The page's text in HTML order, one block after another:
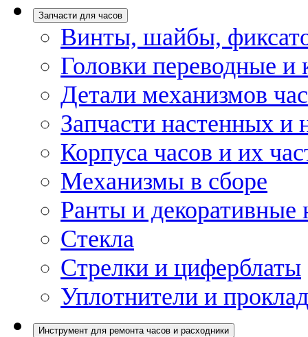
Запчасти для часов
Винты, шайбы,
Головки переводные и
Детали механизмов
Запчасти настенных и
Корпуса часов и их
Механизмы в сборе
Ранты и декоративные
Стекла
Стрелки и циферблаты
Уплотнители и
Инструмент для ремонта часов и расходники